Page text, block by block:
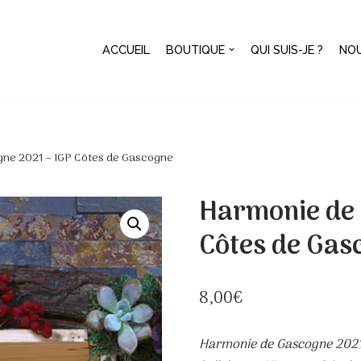
ACCUEIL BOUTIQUE QUI SUIS-JE ?
2021 – IGP Côtes de Gascogne
Harmonie de
Côtes de
8,00€
Harmonie de Gascogne